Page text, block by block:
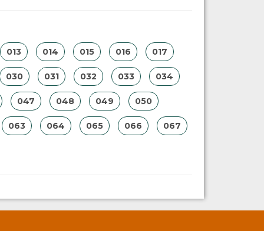
013 014 015 016 017
030 031 032 033 034
047 048 049 050
063 064 065 066 067